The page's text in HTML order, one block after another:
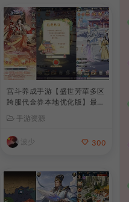
宫斗养成手游【盛世芳華多区
跨服代金券本地优化版】最新
手工服务端+CDK授权后台
+安卓+详细搭建教程
手游资源
波少 300